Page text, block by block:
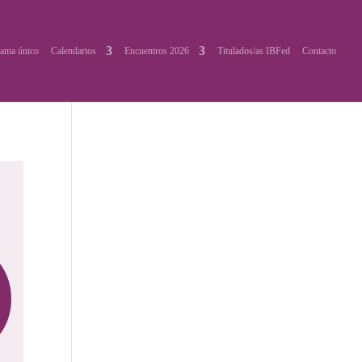
único Calendarios Encuentros 2026 Titulados/as IBFed Contacto